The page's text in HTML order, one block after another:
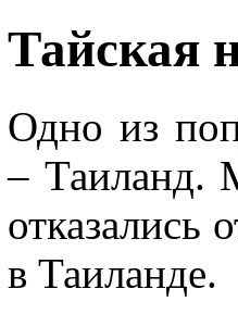
Тайская
Одно из
– Таиланд.
отказались
в Таиланде.